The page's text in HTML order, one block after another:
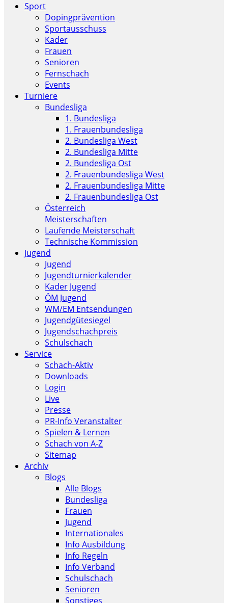
Sport
Dopingprävention
Sportausschuss
Kader
Frauen
Senioren
Fernschach
Events
Turniere
Bundesliga
1. Bundesliga
1. Frauenbundesliga
2. Bundesliga West
2. Bundesliga Mitte
2. Bundesliga Ost
2. Frauenbundesliga West
2. Frauenbundesliga Mitte
2. Frauenbundesliga Ost
Österreich
Meisterschaften
Laufende Meisterschaft
Technische Kommission
Jugend
Jugend
Jugendturnierkalender
Kader Jugend
ÖM Jugend
WM/EM Entsendungen
Jugendgütesiegel
Jugendschachpreis
Schulschach
Service
Schach-Aktiv
Downloads
Login
Live
Presse
PR-Info Veranstalter
Spielen & Lernen
Schach von A-Z
Sitemap
Archiv
Blogs
Alle Blogs
Bundesliga
Frauen
Jugend
Internationales
Info Ausbildung
Info Regeln
Info Verband
Schulschach
Senioren
Sonstiges